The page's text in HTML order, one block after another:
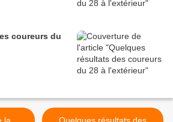
coureurs du